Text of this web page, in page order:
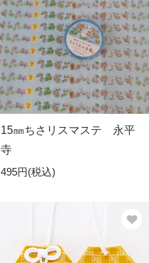
15㎜ちさリスマステ 永平
寺
495円(税込)